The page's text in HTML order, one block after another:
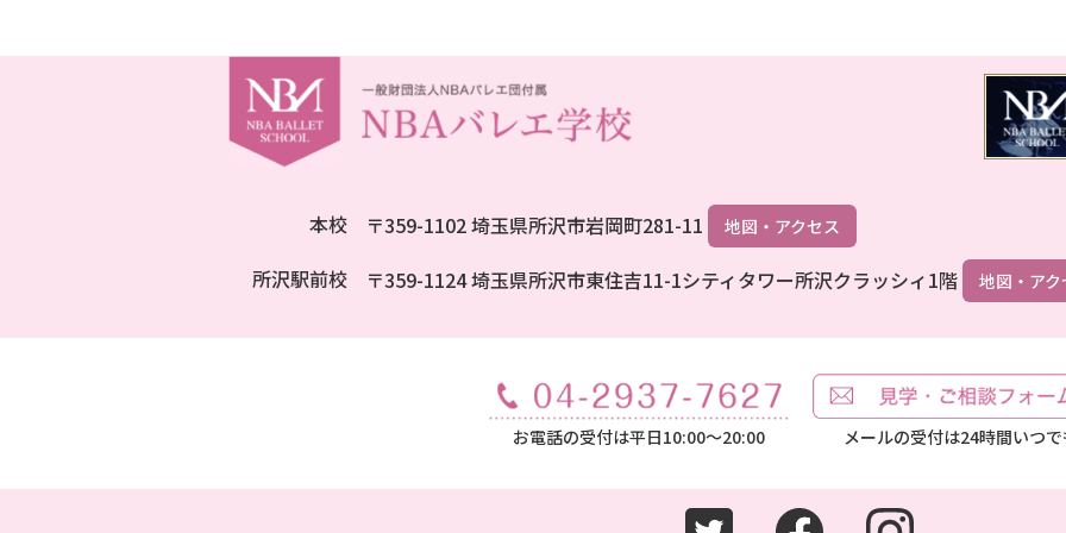
本校 〒359-1102 埼玉県所沢市岩岡町281-11 地図・アクセス
所沢駅前校 〒359-1124 埼玉県所沢市東住吉11-1シティタワー所沢クラッシィ1階 地図・アク
お電話の受付は平日10:00～20:00 メールの受付は24時間いつ